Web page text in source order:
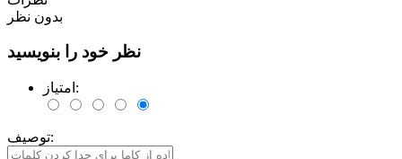
بدون نظر
نظر خود را بنویسید
امتیاز:
توصیف: